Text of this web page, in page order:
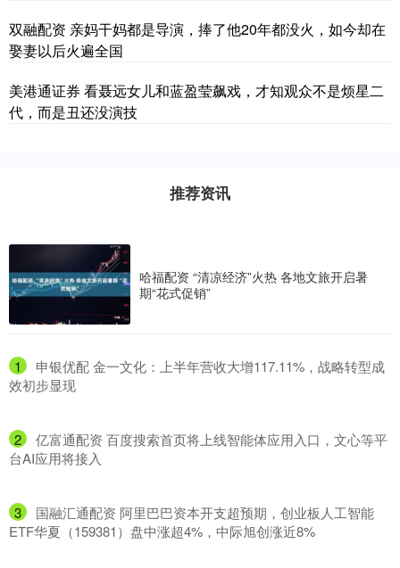
双融配资 亲妈干妈都是导演，捧了他20年都没火，如今却在
娶妻以后火遍全国
美港通证券 看聂远女儿和蓝盈莹飙戏，才知观众不是烦星二
代，而是丑还没演技
推荐资讯
哈福配资 “清凉经济”火热 各地文旅开启暑
期“花式促销”
1
​申银优配 金一文化：上半年营收大增117.11%，战略转型成
效初步显现
2
​亿富通配资 百度搜索首页将上线智能体应用入口，文心等平
台AI应用将接入
3
​国融汇通配资 阿里巴巴资本开支超预期，创业板人工智能
ETF华夏（159381）盘中涨超4%，中际旭创涨近8%